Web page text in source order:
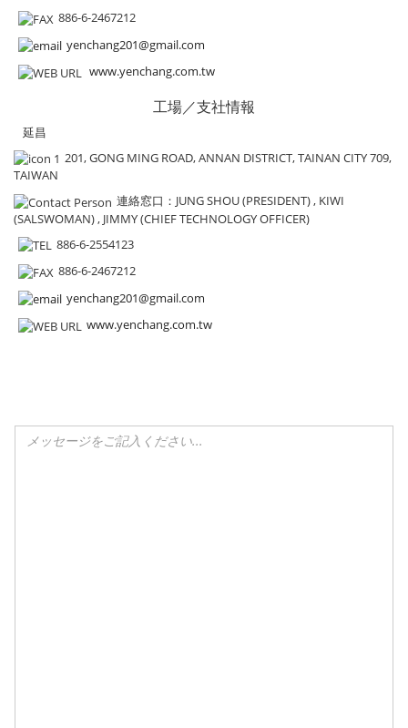
886-6-2467212
yenchang201@gmail.com
www.yenchang.com.tw
工場／支社情報
延昌
201, GONG MING ROAD, ANNAN DISTRICT, TAINAN CITY 709,
TAIWAN
連絡窓口 ：JUNG SHOU (PRESIDENT) , KIWI
(SALSWOMAN) , JIMMY (CHIEF TECHNOLOGY OFFICER)
886-6-2554123
886-6-2467212
yenchang201@gmail.com
www.yenchang.com.tw